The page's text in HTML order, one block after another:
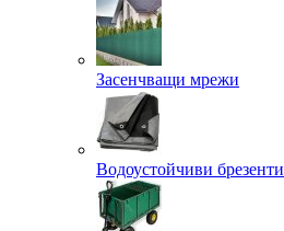
Засенчващи мрежи
Водоустойчиви брезенти